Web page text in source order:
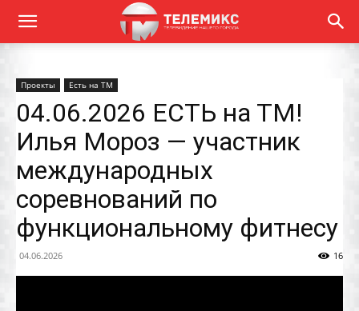
Проекты Есть на ТМ
04.06.2026 ЕСТЬ на ТМ!
Илья Мороз — участник
международных
соревнований по
функциональному фитнесу
04.06.2026 16